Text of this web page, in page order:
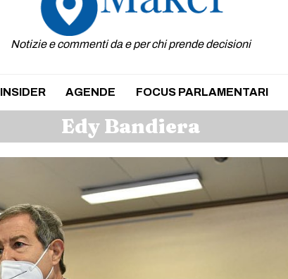
Notizie e commenti da e per chi prende decisioni
INSIDER AGENDE FOCUS PARLAMENTARI
Edy Bandiera